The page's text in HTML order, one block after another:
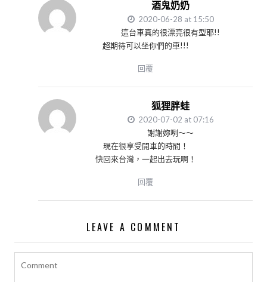
酒鬼奶奶
2020-06-28 at 15:50
這台車真的很漂亮很有型耶!!
超期待可以坐你們的車!!!
回覆
狐狸胖蛙
2020-07-02 at 07:16
謝謝妳咧～～
現在很享受開車的時間！
快回來台灣，一起出去玩啊！
回覆
LEAVE A COMMENT